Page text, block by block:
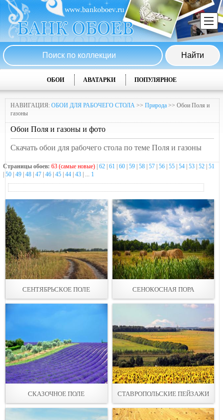
ОБОИ АВАТАРКИ ПОПУЛЯРНОЕ
НАВИГАЦИЯ: ОБОИ ДЛЯ РАБОЧЕГО СТОЛА >> Природа >> Обои Поля и
газоны
Обои Поля и газоны и фото
Скачать обои для рабочего стола по теме Поля и газоны
Страницы обоев: 63 (самые новые) 62 61 60 59 58 57 56 55 54 53 52 51
|50 49 48 47 46 45 44 43 | ... 1
СЕНТЯБРЬСКОЕ ПОЛЕ СЕНОКОСНАЯ ПОРА
СКАЗОЧНОЕ ПОЛЕ СТАВРОПОЛЬСКИЕ ПЕЙЗАЖИ